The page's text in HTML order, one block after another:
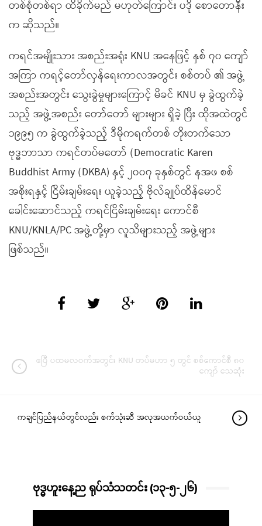
တစ်စုံတစ်ရာ ထိခိုက်မည် မဟုတ်ကြောင်း ပဒို စောတောနီး
က ဆိုသည်။
ကရင်အမျိုးသား အစည်းအရုံး KNU အနေဖြင့် နှစ် ၇၀ ကျော်
အကြာ ကရင့်တော်လှန်ရေးကာလအတွင်း စစ်တပ် ၏ အဖွဲ့
အစည်းအတွင်း သွေးခွဲမှုများကြောင့် မိခင် KNU မှ ခွဲထွက်ခဲ့
သည့် အဖွဲ့အစည်း တော်တော် များများ ရှိခဲ့ ပြီး ထိုအထဲတွင်
၁၉၉၅ က ခွဲထွက်ခဲ့သည့် ဒီမိုကရက်တစ် တိုးတက်သော
ဗုဒ္ဓဘာသာ ကရင်တပ်မတော် (Democratic Karen
Buddhist Army (DKBA) နှင့် ၂၀၀၇ ခုနှစ်တွင် နအဖ စစ်
အစိုးရနှင့် ငြိမ်းချမ်းရေး ယူခဲ့သည့် ဗိုလ်ချုပ်ထိန်မောင်
ခေါင်းဆောင်သည့် ကရင်ငြိမ်းချမ်းရေး ကောင်စီ
KNU/KNLA/PC အဖွဲ့တို့မှာ လူသိများသည့် အဖွဲ့များ
ဖြစ်သည်။
ဧပြီ ပထမလဝက်အတွင်း KNU တပ်မဟာ ၅ တွင် စစ်ကောင်စီ ၈၀
ကျော် သေဆုံး
ကချင်ပြည်နယ်တွင်လည်း စက်သုံးဆီ အလုအယက်ဝယ်ယူ
ဗုဒ္ဓဟူးနေ့ည ရုပ်သံသတင်း (၁၃-၅-၂၆)